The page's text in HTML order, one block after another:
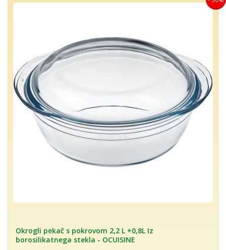
Okrogli pekač s pokrovom 2,2 L +0,8L Iz
borosilikatnega stekla - OCUISINE